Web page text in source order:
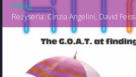
Hitpig
Reżyseria:Cinzia Angelini, David Feiss